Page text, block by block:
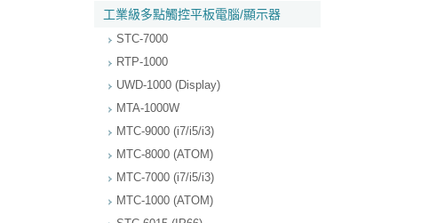
工業級多點觸控平板電腦/顯示器
STC-7000
RTP-1000
UWD-1000 (Display)
MTA-1000W
MTC-9000 (i7/i5/i3)
MTC-8000 (ATOM)
MTC-7000 (i7/i5/i3)
MTC-1000 (ATOM)